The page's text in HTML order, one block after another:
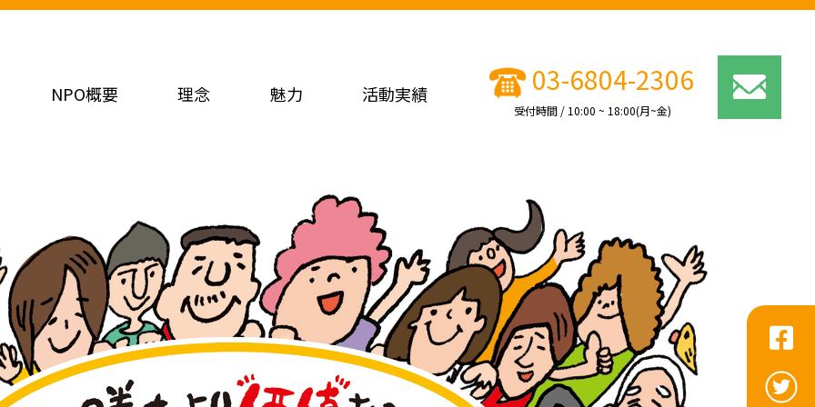
NPO概要 理念 魅力 活動実績 03-6804-2306
受付時間 / 10:00 ~ 18:00(月~金)